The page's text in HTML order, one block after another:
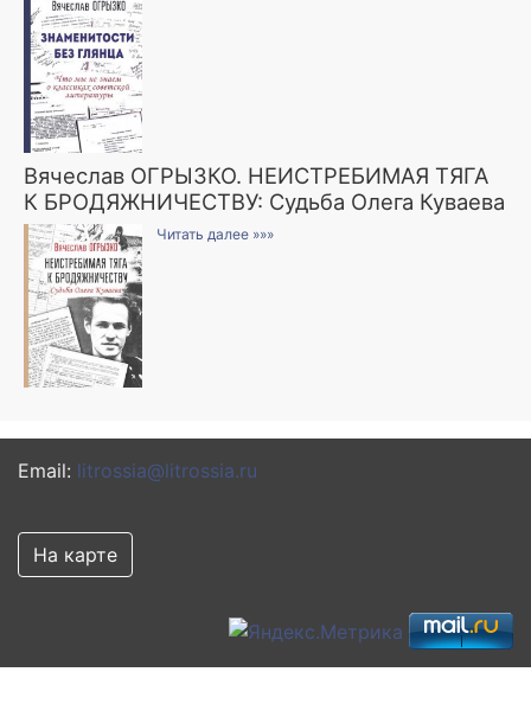
Вячеслав ОГРЫЗКО. НЕИСТРЕБИМАЯ ТЯГА
К БРОДЯЖНИЧЕСТВУ: Судьба Олега Куваева
Читать далее »»»
Email: litrossia@litrossia.ru
На карте